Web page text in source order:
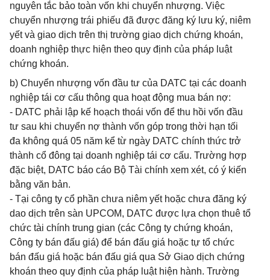
nguyên tắc bảo toàn vốn khi chuyển nhượng. Việc
chuyển nhượng trái phiếu đã được đăng ký lưu ký, niêm
yết và giao dịch trên thị trường giao dịch chứng khoán,
doanh nghiệp thực hiện theo quy định của pháp luật
chứng khoán.
b) Chuyển nhượng vốn đầu tư của DATC tại các doanh
nghiệp tái cơ cấu thông qua hoạt động mua bán nợ:
- DATC phải lập kế hoạch thoái vốn để thu hồi vốn đầu
tư sau khi chuyển nợ thành vốn góp trong thời hạn tối
đa không quá 05 năm kể từ ngày DATC chính thức trở
thành cổ đông tại doanh nghiệp tái cơ cấu. Trường hợp
đặc biệt, DATC báo cáo Bộ Tài chính xem xét, có ý kiến
bằng văn bản.
- Tại công ty cổ phần chưa niêm yết hoặc chưa đăng ký
dao dịch trên sàn UPCOM, DATC được lựa chọn thuê tổ
chức tài chính trung gian (các Công ty chứng khoán,
Công ty bán đấu giá) để bán đấu giá hoặc tự tổ chức
bán đấu giá hoặc bán đấu giá qua Sở Giao dịch chứng
khoán theo quy định của pháp luật hiện hành. Trường